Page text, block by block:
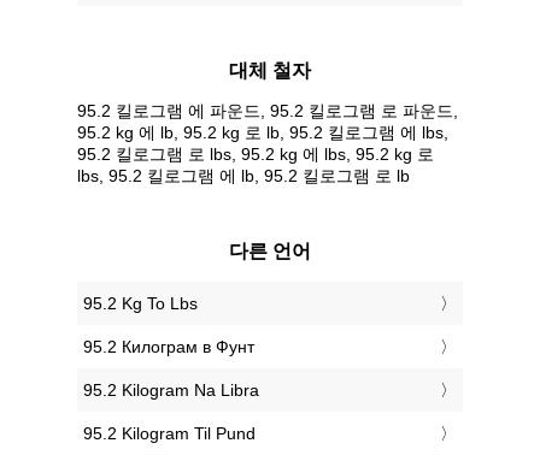
대체 철자
95.2 킬로그램 에 파운드, 95.2 킬로그램 로 파운드,
95.2 kg 에 lb, 95.2 kg 로 lb, 95.2 킬로그램 에 lbs,
95.2 킬로그램 로 lbs, 95.2 kg 에 lbs, 95.2 kg 로
lbs, 95.2 킬로그램 에 lb, 95.2 킬로그램 로 lb
다른 언어
‎95.2 Kg To Lbs
‎95.2 Килограм в Фунт
‎95.2 Kilogram Na Libra
‎95.2 Kilogram Til Pund